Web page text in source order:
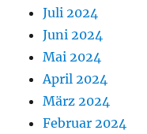
Juli 2024
Juni 2024
Mai 2024
April 2024
März 2024
Februar 2024